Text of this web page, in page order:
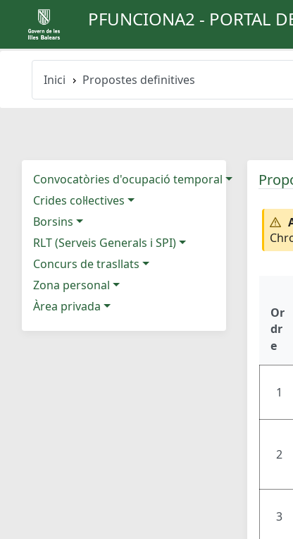
PFUNCIONA2 - PORTAL
Inici Propostes definitives
Convocatòries d'ocupació temporal
Crides col·lectives
Borsins
RLT (Serveis Generals i SPI)
Concurs de trasllats
Zona personal
Àrea privada
Or
dr
e
1
2
3